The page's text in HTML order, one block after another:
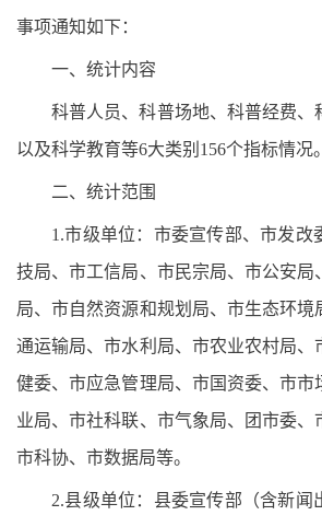
事项通知如下：
一、统计内容
科普人员、科普场地、科普经费、
以及科学教育等6大类别156个指标情况。
二、统计范围
1.市级单位：市委宣传部、市发改
技局、市工信局、市民宗局、市公安局
局、市自然资源和规划局、市生态环境
通运输局、市水利局、市农业农村局、
健委、市应急管理局、市国资委、市市
业局、市社科联、市气象局、团市委、
市科协、市数据局等。
2.县级单位：县委宣传部（含新闻